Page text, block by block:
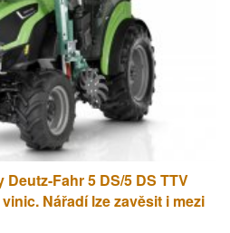
Fahr 5 DS/5 DS TTV
Nářadí lze zavěsit i mezi